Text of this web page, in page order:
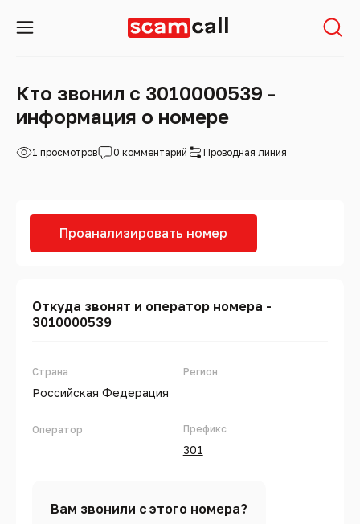
Кто звонил с 3010000539 -
информация о номере
1 просмотров 0 комментарий Проводная линия
Проанализировать номер
Откуда звонят и оператор номера -
3010000539
Страна
Российская Федерация
Оператор
Регион
Префикс
301
Вам звонили с этого номера?